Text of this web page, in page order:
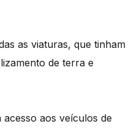
as viaturas, que tinham
de terra e
aos veículos de